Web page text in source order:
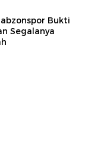
Bukti
Segalanya